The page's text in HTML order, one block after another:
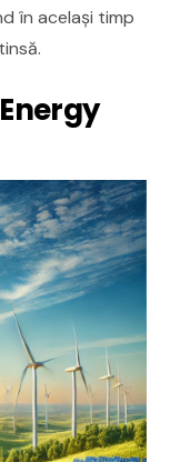
în același timp